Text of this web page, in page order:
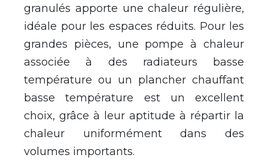
granulés apporte une chaleur régulière,
idéale pour les espaces réduits. Pour les
grandes pièces, une pompe à chaleur
associée à des radiateurs basse
température ou un plancher chauffant
basse température est un excellent
choix, grâce à leur aptitude à répartir la
chaleur uniformément dans des
volumes importants.